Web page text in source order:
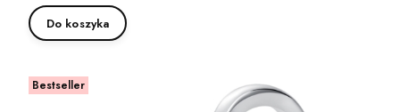
Do koszyka
Bestseller